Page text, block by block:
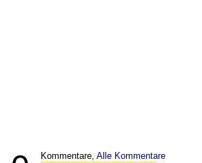
Kommentare, Alle Kommentare